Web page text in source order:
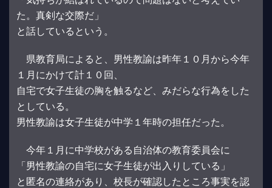
た。真剣な交際だ」
と話しているという。
県教育局によると、男性教諭は昨年１０月から今年
１月にかけて計１０回、
自宅で女子生徒の胸を触るなど、みだらな行為をした
としている。
男性教諭は女子生徒が中学１年時の担任だった。
今年１月に中学校がある自治体の教育委員会に
「男性教諭の自宅に女子生徒が出入りしている」
と匿名の連絡があり、校長が確認したところ事実を認